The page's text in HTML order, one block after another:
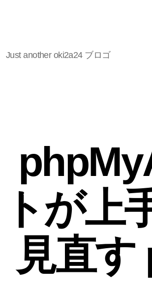
Just another oki2a24 ブロゴ
トが上
見直す